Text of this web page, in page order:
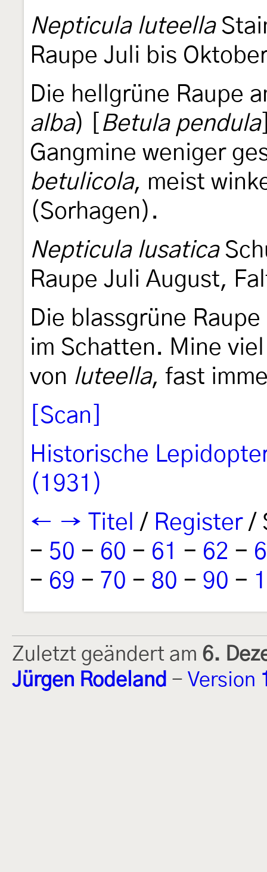
Nepticula luteella
Raupe Juli bis
Die hellgrüne Raupe
alba) [ Betula pendula
Gangmine weniger
betulicola, meist
(Sorhagen).
Nepticula lusatica
Raupe Juli August,
Die blassgrüne
im Schatten. Mine
von luteella, fast
[Scan]
Historische
(1931)
← → Titel / Register/
- 50 - 60 - 61 - 62 -
- 69 - 70 - 80 - 90 -
Zuletzt geändert am 6.
Jürgen Rodeland - Version